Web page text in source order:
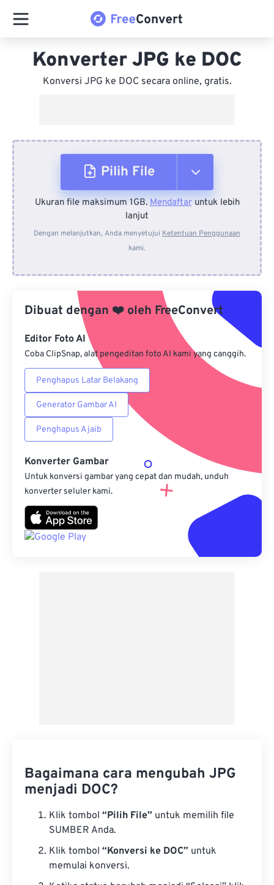
Konverter JPG ke DOC
Konversi JPG ke DOC secara online, gratis.
Pilih File
Dari Perangkat
Dari Dropbox
Dari Google Drive
Dari Url
Ukuran file maksimum 1GB.Mendaftaruntuk lebih
lanjut
Dengan melanjutkan, Anda menyetujui Ketentuan Penggunaan
kami.
Dibuat dengan ❤️ oleh FreeConvert
Editor Foto AI
Coba ClipSnap, alat pengeditan foto AI kami yang canggih.
Penghapus Latar Belakang
Generator Gambar AI
Penghapus Ajaib
Konverter Gambar
Untuk konversi gambar yang cepat dan mudah, unduh
konverter seluler kami.
Bagaimana cara mengubah JPG
menjadi DOC?
Klik tombol “Pilih File” untuk memilih file
SUMBER Anda.
Klik tombol “Konversi ke DOC” untuk
memulai konversi.